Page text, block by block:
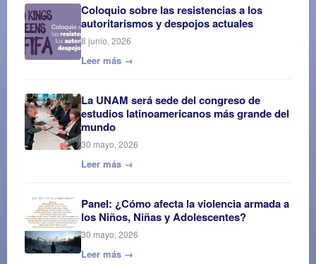
Coloquio sobre las resistencias a los
autoritarismos y despojos actuales
8 junio, 2026
Leer más →
La UNAM será sede del congreso de
estudios latinoamericanos más grande del
mundo
30 mayo, 2026
Leer más →
Panel: ¿Cómo afecta la violencia armada a
los Niños, Niñas y Adolescentes?
30 mayo, 2026
Leer más →